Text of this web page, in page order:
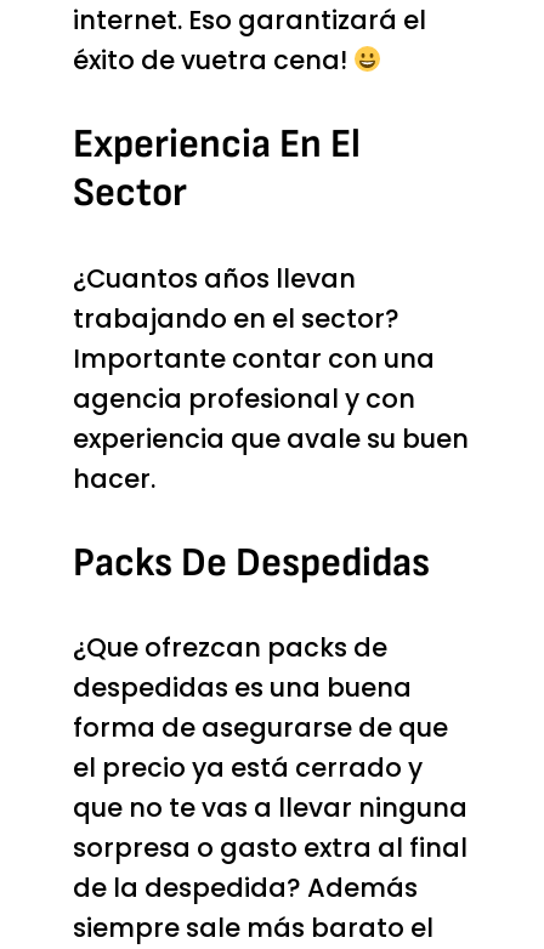
internet. Eso garantizará el
éxito de vuetra cena!
Experiencia En El
Sector
¿Cuantos años llevan
trabajando en el sector?
Importante contar con una
agencia profesional y con
experiencia que avale su buen
hacer.
Packs De Despedidas
¿Que ofrezcan packs de
despedidas es una buena
forma de asegurarse de que
el precio ya está cerrado y
que no te vas a llevar ninguna
sorpresa o gasto extra al final
de la despedida? Además
siempre sale más barato el